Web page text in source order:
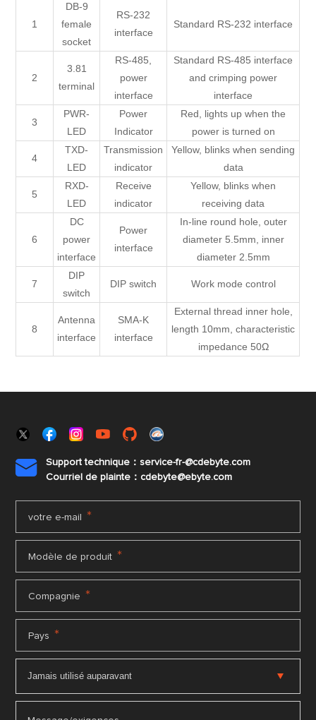
1
DB-9
female
socket
RS-232
interface
Standard RS-232 interface
2
3.81
terminal
RS-485,
power
interface
Standard RS-485 interface
and crimping power
interface
3
PWR-
LED
Power
Indicator
Red, lights up when the
power is turned on
4
TXD-
LED
Transmission
indicator
Yellow, blinks when sending
data
5
RXD-
LED
Receive
indicator
Yellow, blinks when
receiving data
6
DC
power
interface
Power
interface
In-line round hole, outer
diameter 5.5mm, inner
diameter 2.5mm
7
DIP
switch
DIP switch Work mode control
8
Antenna
interface
SMA-K
interface
External thread inner hole,
length 10mm, characteristic
impedance 50Ω

Support technique：service-fr-@cdebyte.com
Courriel de plainte：cdebyte@ebyte.com
votre e-mail *
Modèle de produit *
Compagnie *
Pays *